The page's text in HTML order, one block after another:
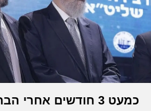
כמעט 3 חודשים